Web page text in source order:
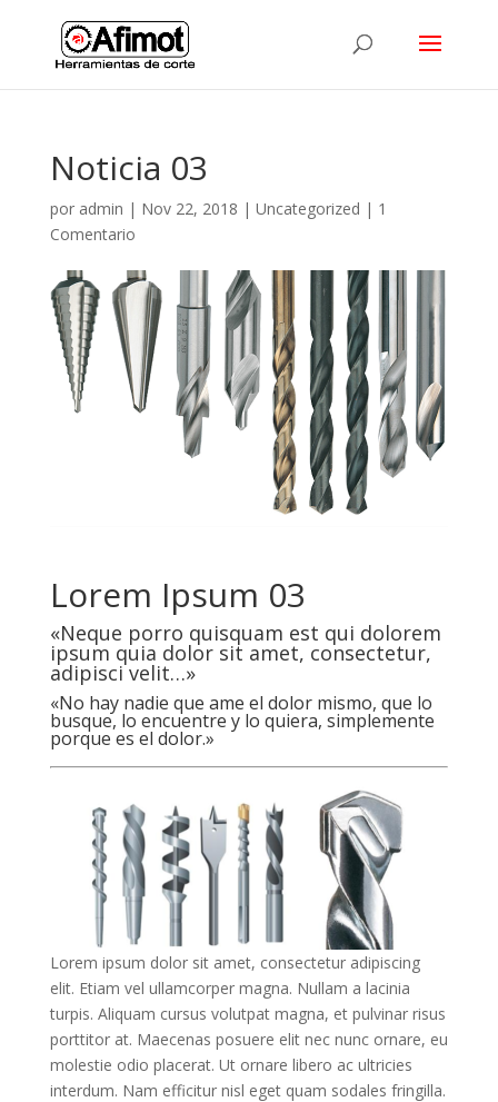
Noticia 03
por admin | Nov 22, 2018 | Uncategorized | 1
Comentario
Lorem Ipsum 03
«Neque porro quisquam est qui dolorem
ipsum quia dolor sit amet, consectetur,
adipisci velit…»
«No hay nadie que ame el dolor mismo, que lo
busque, lo encuentre y lo quiera, simplemente
porque es el dolor.»
Lorem ipsum dolor sit amet, consectetur adipiscing
elit. Etiam vel ullamcorper magna. Nullam a lacinia
turpis. Aliquam cursus volutpat magna, et pulvinar risus
porttitor at. Maecenas posuere elit nec nunc ornare, eu
molestie odio placerat. Ut ornare libero ac ultricies
interdum. Nam efficitur nisl eget quam sodales fringilla.